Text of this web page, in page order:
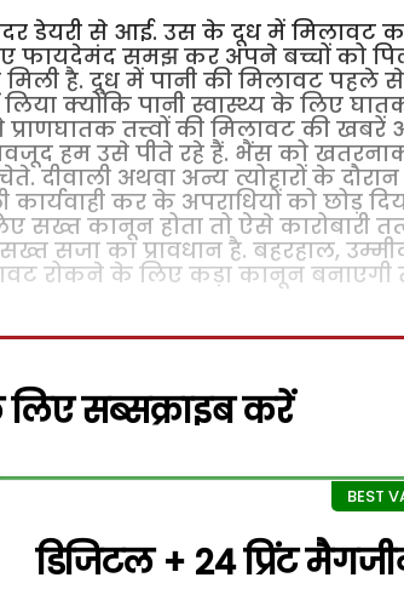
डेयरी से आई. उस के दूध में मिलावट
फायदेमंद समझ कर अपने बच्चों को
है. दूध में पानी की मिलावट पहले से
क्योंकि पानी स्वास्थ्य के लिए
तत्त्वों की मिलावट की खबरें
हम उसे पीते रहे हैं. भैंस को
दीवाली अथवा अन्य त्योहारों के
कर के अपराधियों को छोड़
कानून होता तो ऐसे कारोबारी
सजा का प्रावधान है. बहरहाल,
रोकने के लिए कड़ा कानून बनाएगी
सब्सक्राइब करें
डिजिटल + 24 प्रिंट